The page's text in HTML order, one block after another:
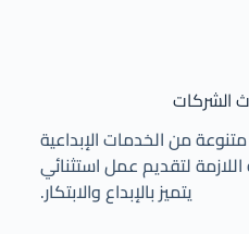
الشركات
من الخدمات الإبداعية
لتقديم عمل استثنائي
يتميز بالإبداع والابتكار.